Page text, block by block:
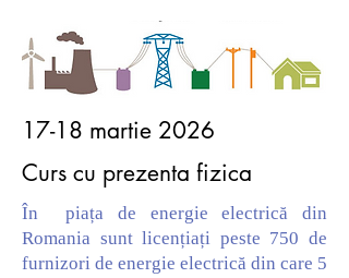
17-18 martie 2026
Curs cu prezenta fizica
În piața de energie electrică din
Romania sunt licențiați peste 750 de
furnizori de energie electrică din care 5